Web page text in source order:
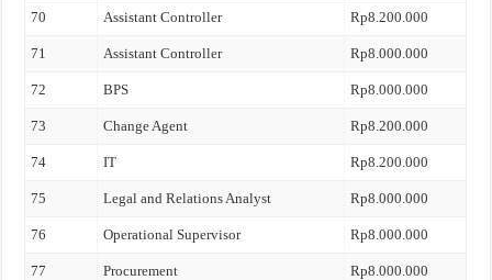
70 Assistant Controller Rp8.200.000
71 Assistant Controller Rp8.000.000
72 BPS Rp8.000.000
73 Change Agent Rp8.200.000
74 IT Rp8.200.000
75 Legal and Relations Analyst Rp8.000.000
76 Operational Supervisor Rp8.000.000
77 Procurement Rp8.000.000